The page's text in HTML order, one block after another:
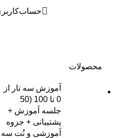
محصولات
آموزش سه تار از
0 تا 100 (50
جلسه آموزش +
پشتیبانی + جزوه
آموزشی و نُت سه